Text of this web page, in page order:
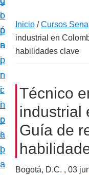
i
ó
n
p
r
i
n
c
i
p
a
o
p
r
i
n
c
i
p
a
l
i
n
a
a
c
i
i
Inicio / Cursos Sena
industrial en
habilidades clave
Técnico
industrial
Guía de
Bogotá, D.C. , 03